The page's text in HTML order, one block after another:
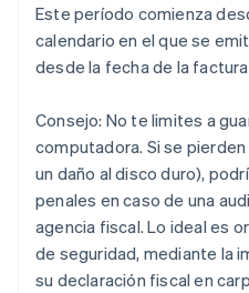
Este período comienza
calendario en el que se
desde la fecha de la
Consejo: No te limites a
computadora. Si se
un daño al disco duro),
penales en caso de una
agencia fiscal. Lo ideal es
de seguridad, mediante la
su declaración fiscal en